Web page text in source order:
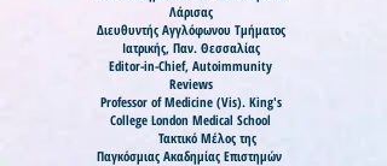
Λάρισας
Διευθυντής Αγγλόφωνου Τμήματος
Ιατρικής, Παν. Θεσσαλίας
Editor-in-Chief, Autoimmunity
Reviews
Professor of Medicine (Vis). King's
College London Medical School
Τακτικό Μέλος της
Παγκόσμιας Ακαδημίας Επιστημών